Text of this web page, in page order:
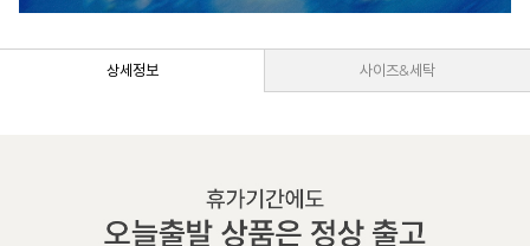
상세정보 사이즈&세탁